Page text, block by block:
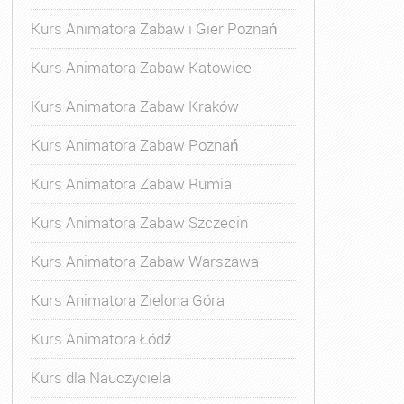
Kurs Animatora Zabaw i Gier Poznań
Kurs Animatora Zabaw Katowice
Kurs Animatora Zabaw Kraków
Kurs Animatora Zabaw Poznań
Kurs Animatora Zabaw Rumia
Kurs Animatora Zabaw Szczecin
Kurs Animatora Zabaw Warszawa
Kurs Animatora Zielona Góra
Kurs Animatora Łódź
Kurs dla Nauczyciela